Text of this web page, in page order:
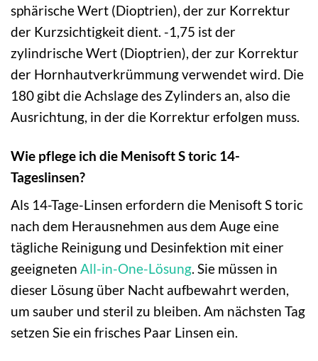
sphärische Wert (Dioptrien), der zur Korrektur
der Kurzsichtigkeit dient. -1,75 ist der
zylindrische Wert (Dioptrien), der zur Korrektur
der Hornhautverkrümmung verwendet wird. Die
180 gibt die Achslage des Zylinders an, also die
Ausrichtung, in der die Korrektur erfolgen muss.
Wie pflege ich die Menisoft S toric 14-
Tageslinsen?
Als 14-Tage-Linsen erfordern die Menisoft S toric
nach dem Herausnehmen aus dem Auge eine
tägliche Reinigung und Desinfektion mit einer
geeigneten All-in-One-Lösung. Sie müssen in
dieser Lösung über Nacht aufbewahrt werden,
um sauber und steril zu bleiben. Am nächsten Tag
setzen Sie ein frisches Paar Linsen ein.